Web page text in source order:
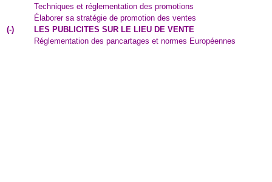
Techniques et réglementation des promotions
Élaborer sa stratégie de promotion des ventes
(-)
LES PUBLICITES SUR LE LIEU DE VENTE
Réglementation des pancartages et normes Européennes